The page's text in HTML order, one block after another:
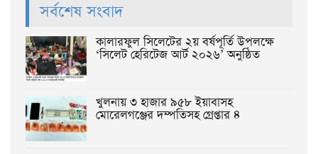
সর্বশেষ সংবাদ
কালারফুল সিলেটের ২য় বর্ষপূর্তি উপলক্ষে
‘সিলেট হেরিটেজ আর্ট ২০২৬’ অনুষ্ঠিত
খুলনায় ৩ হাজার ৯৫৮ ইয়াবাসহ
মোরেলগঞ্জের দম্পতিসহ গ্রেপ্তার ৪